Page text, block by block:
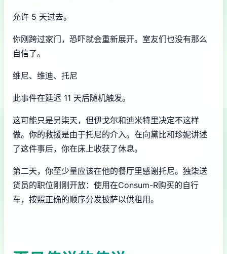
允许 5 天过去。
你刚跨过家门，恐吓就会重新展开。室友们也没有那么
自信了。
维尼、维迪、托尼
此事件在延迟 11 天后随机触发。
这可能只是另柒天，但伊戈尔和迪米特里决定不这样
做。你的救援是由于托尼的介入。在向黛比和珍妮讲述
了这件事后，你在床上收获了休息。
第二天，你至少量应该在他的餐厅里感谢托尼。独柒送
货员的职位刚刚开放：使用在Consum-R购买的自行
车，按照正确的顺序分发披萨以供租用。